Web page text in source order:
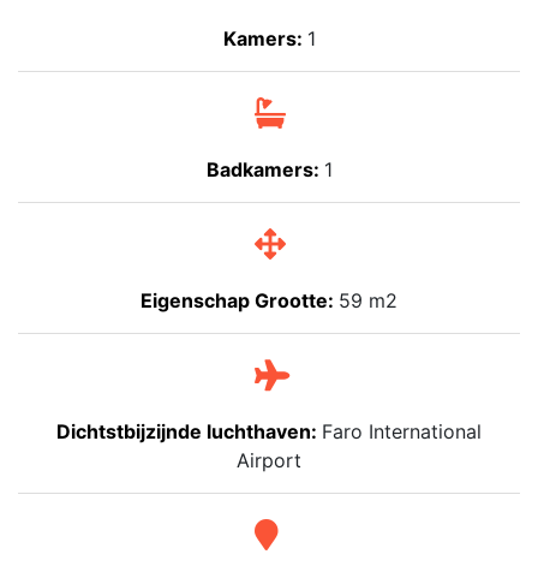
Kamers: 1
Badkamers: 1
Eigenschap Grootte: 59 m2
Dichtstbijzijnde luchthaven: Faro International
Airport